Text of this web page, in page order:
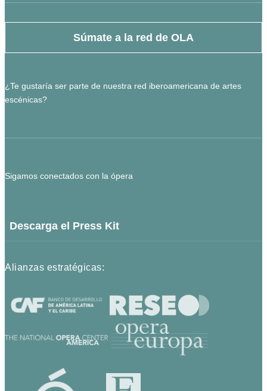
Súmate a la red de OLA
¿Te gustaría ser parte de nuestra red iberoamericana de artes
escénicas?
Sigamos conectados con la ópera
Descarga el Press Kit
Alianzas estratégicas: